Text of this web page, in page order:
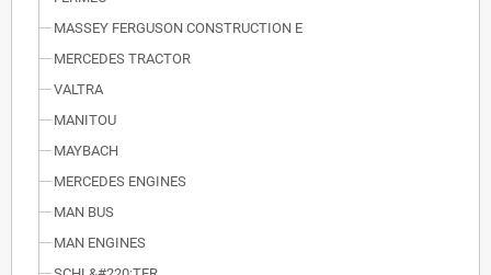
MASSEY FERGUSON CONSTRUCTION E
MERCEDES TRACTOR
VALTRA
MANITOU
MAYBACH
MERCEDES ENGINES
MAN BUS
MAN ENGINES